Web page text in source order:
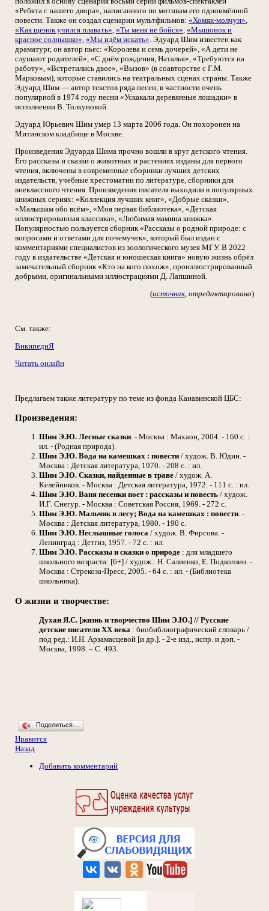
«Ребята с нашего двора», написанного по мотивам его одноимённой
повести. Также он создал сценарии мультфильмов: «Хомяк-молчун»,
«Как щенок учился плавать», «Ты меня не бойся», «Мышонок и
красное солнышко», «Мы идём искать». Эдуард Шим известен как
драматург, он автор пьес: «Королева и семь дочерей», «А дети не
слушают родителей», «С днём рождения, Наталья», «Требуются на
работу», «Встретились двое», «Вызов» (в соавторстве с Г.М.
Марковым), которые ставились на театральных сценах страны. Также
Эдуард Шим — автор текстов ряда песен, в частности очень
популярной в 1974 году песни «Ускакали деревянные лошадки» в
исполнении В. Толкуновой.
Эдуард Юрьевич Шим умер 13 марта 2006 года. Он похоронен на
Митинском кладбище в Москве.
Произведения Эдуарда Шима прочно вошли в круг детского чтения.
Его рассказы и сказки о животных и растениях изданы для первого
чтения, включены в современные сборники лучших детских
издательств, учебные хрестоматии по литературе, сборники для
внеклассного чтения. Произведения писателя выходили в популярных
книжных сериях: «Коллекция лучших книг», «Добрые сказки»,
«Малышам обо всём», «Моя первая библиотека», «Детская
иллюстрированная классика», «Любимая мамина книжка».
Популярностью пользуется сборник «Рассказы о родной природе: с
вопросами и ответами для почемучек», который был издан с
комментариями специалистов из зоологического музея МГУ. В 2022
году в издательстве «Детская и юношеская книга» новую жизнь обрёл
замечательный сборник «Кто на кого похож», проиллюстрированный
добрыми, оригинальными иллюстрациями Д. Лапшиной.
(источник, отредактировано)
См. также:
ВикипедиЯ
Читать онлайн
Предлагаем также литературу по теме из фонда Канавинской ЦБС:
Произведения:
Шим Э.Ю. Лесные сказки. - Москва : Махаон, 2004. - 160 с. :
ил. - (Родная природа).
Шим Э.Ю. Вода на камешках : повести / худож. В. Юдин. -
Москва : Детская литература, 1970. - 208 с. : ил.
Шим Э.Ю. Сказки, найденные в траве / худож. А.
Келейников. - Москва : Детская литература, 1972. - 111 с. : ил.
Шим Э.Ю. Ваня песенки поет : рассказы и повесть / худож.
И.Г. Снегур. - Москва : Советская Россия, 1969. - 272 с.
Шим Э.Ю. Мальчик в лесу; Вода на камешках : повести. -
Москва : Детская литература, 1980. - 190 с.
Шим Э.Ю. Неслышные голоса / худож. В. Фирсова. -
Ленинград : Детгиз, 1957. - 72 с. : ил.
Шим Э.Ю. Рассказы и сказки о природе : для младшего
школьного возраста: [6+] / худож.: Н. Салиенко, Е. Подколзин. -
Москва : Стрекоза-Пресс, 2005. - 64 с. : ил. - (Библиотека
школьника).
О жизни и творчестве:
Духан Я.С. [жизнь и творчество Шим Э.Ю.] // Русские
детские писатели ХХ века : биобиблиографический словарь /
под ред.: И.Н. Арзамасцевой [и др.]. - 2-е изд., испр. и доп. -
Москва, 1998. – С. 493.
Поделиться…
Нравится
Назад
Добавить комментарий